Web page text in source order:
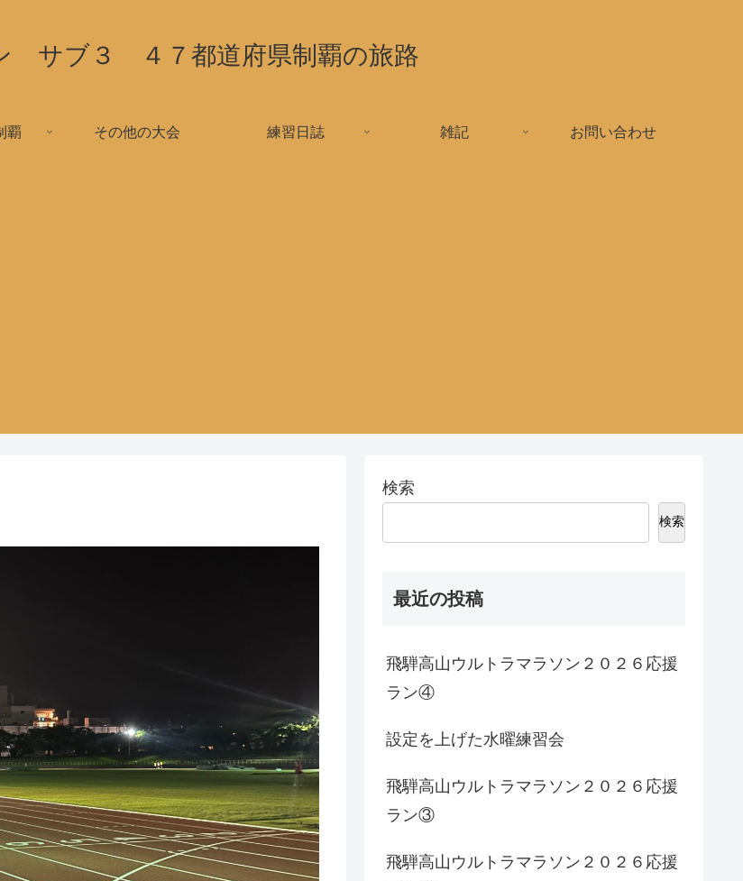
サブ３ ４７都道府県制覇の旅路
覇 その他の大会 練習日誌 雑記 お問い合わせ
検索
検索
最近の投稿
飛騨高山ウルトラマラソン２０２６応援
ラン④
設定を上げた水曜練習会
飛騨高山ウルトラマラソン２０２６応援
ラン③
飛騨高山ウルトラマラソン２０２６応援